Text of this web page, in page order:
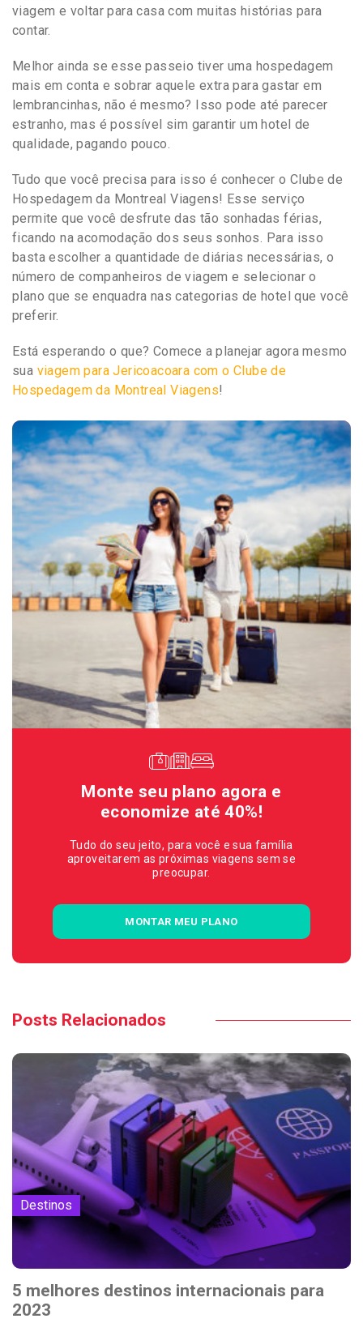
viagem e voltar para casa com muitas histórias para
contar.
Melhor ainda se esse passeio tiver uma hospedagem
mais em conta e sobrar aquele extra para gastar em
lembrancinhas, não é mesmo? Isso pode até parecer
estranho, mas é possível sim garantir um hotel de
qualidade, pagando pouco.
Tudo que você precisa para isso é conhecer o Clube de
Hospedagem da Montreal Viagens! Esse serviço
permite que você desfrute das tão sonhadas férias,
ficando na acomodação dos seus sonhos. Para isso
basta escolher a quantidade de diárias necessárias, o
número de companheiros de viagem e selecionar o
plano que se enquadra nas categorias de hotel que você
preferir.
Está esperando o que? Comece a planejar agora mesmo
sua viagem para Jericoacoara com o Clube de
Hospedagem da Montreal Viagens!
Monte seu plano agora e
economize até 40%!
Tudo do seu jeito, para você e sua família
aproveitarem as próximas viagens sem se
preocupar.
MONTAR MEU PLANO
Posts Relacionados
Destinos
5 melhores destinos internacionais para
2023